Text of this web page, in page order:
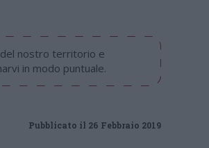
del nostro territorio e
in modo puntuale.
Pubblicato il 26 Febbraio 2019